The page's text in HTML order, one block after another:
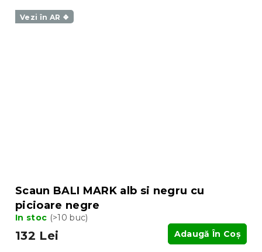
Vezi în AR ❖
Scaun BALI MARK alb si negru cu
picioare negre
In stoc (>10 buc)
132 Lei Adaugă În Coş